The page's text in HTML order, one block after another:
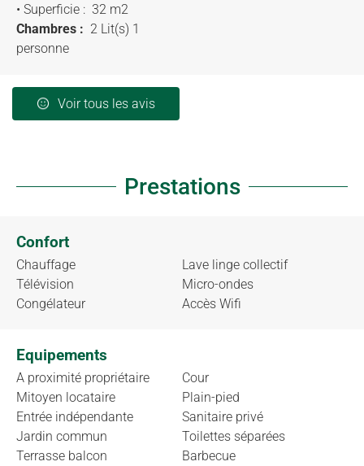
• Superficie : 32 m2
Chambres : 2 Lit(s) 1
personne
Voir tous les avis
Prestations
Confort
Chauffage
Télévision
Congélateur
Lave linge collectif
Micro-ondes
Accès Wifi
Equipements
A proximité propriétaire
Mitoyen locataire
Entrée indépendante
Jardin commun
Terrasse balcon
Cour
Plain-pied
Sanitaire privé
Toilettes séparées
Barbecue